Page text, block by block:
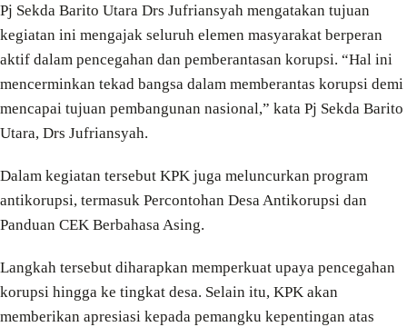
Pj Sekda Barito Utara Drs Jufriansyah mengatakan tujuan
kegiatan ini mengajak seluruh elemen masyarakat berperan
aktif dalam pencegahan dan pemberantasan korupsi. “Hal ini
mencerminkan tekad bangsa dalam memberantas korupsi demi
mencapai tujuan pembangunan nasional,” kata Pj Sekda Barito
Utara, Drs Jufriansyah.
Dalam kegiatan tersebut KPK juga meluncurkan program
antikorupsi, termasuk Percontohan Desa Antikorupsi dan
Panduan CEK Berbahasa Asing.
Langkah tersebut diharapkan memperkuat upaya pencegahan
korupsi hingga ke tingkat desa. Selain itu, KPK akan
memberikan apresiasi kepada pemangku kepentingan atas